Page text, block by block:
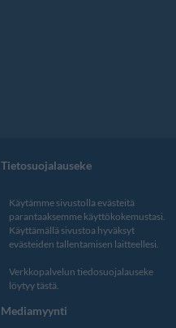
Tietosuojalauseke
Käytämme sivustolla evästeitä
parantaaksemme käyttökokemustasi.
Käyttämällä sivustoa hyväksyt
evästeiden tallentamisen laitteellesi.
Verkkopalvelun tiedosuojalauseke
löytyy tästä.
Mediamyynti